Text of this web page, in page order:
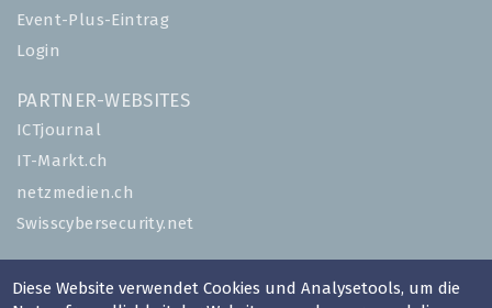
Event-Plus-Eintrag
Login
PARTNER-WEBSITES
ICTjournal
IT-Markt.ch
netzmedien.ch
Swisscybersecurity.net
Impressum
Diese Website verwendet Cookies und Analysetools, um die